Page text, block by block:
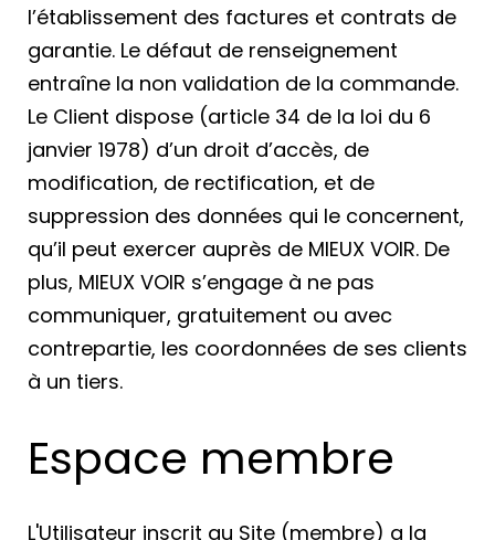
l’établissement des factures et contrats de
garantie. Le défaut de renseignement
entraîne la non validation de la commande.
Le Client dispose (article 34 de la loi du 6
janvier 1978) d’un droit d’accès, de
modification, de rectification, et de
suppression des données qui le concernent,
qu’il peut exercer auprès de MIEUX VOIR. De
plus, MIEUX VOIR s’engage à ne pas
communiquer, gratuitement ou avec
contrepartie, les coordonnées de ses clients
à un tiers.
Espace membre
L'Utilisateur inscrit au Site (membre) a la